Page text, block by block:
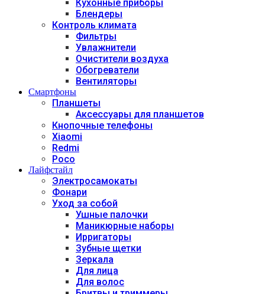
Кухонные приборы
Блендеры
Контроль климата
Фильтры
Увлажнители
Очистители воздуха
Обогреватели
Вентиляторы
Смартфоны
Планшеты
Аксессуары для планшетов
Кнопочные телефоны
Xiaomi
Redmi
Poco
Лайфстайл
Электросамокаты
Фонари
Уход за собой
Ушные палочки
Маникюрные наборы
Ирригаторы
Зубные щетки
Зеркала
Для лица
Для волос